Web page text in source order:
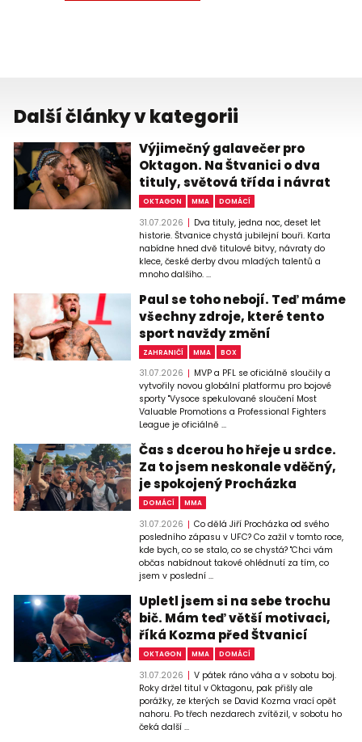
Další články v kategorii
Výjimečný galavečer pro
Oktagon. Na Štvanici o dva
tituly, světová třída i návrat
OKTAGON MMA DOMÁCÍ
31.07.2026
Dva tituly, jedna noc, deset let
historie. Štvanice chystá jubilejní bouři. Karta
nabídne hned dvě titulové bitvy, návraty do
klece, české derby dvou mladých talentů a
mnoho dalšího. ...
Paul se toho nebojí. Teď máme
všechny zdroje, které tento
sport navždy změní
ZAHRANIČÍ MMA BOX
31.07.2026
MVP a PFL se oficiálně sloučily a
vytvořily novou globální platformu pro bojové
sporty "Vysoce spekulované sloučení Most
Valuable Promotions a Professional Fighters
League je oficiálně ...
Čas s dcerou ho hřeje u srdce.
Za to jsem neskonale vděčný,
je spokojený Procházka
DOMÁCÍ MMA
31.07.2026
Co dělá Jiří Procházka od svého
posledního zápasu v UFC? Co zažil v tomto roce,
kde bych, co se stalo, co se chystá? "Chci vám
občas nabídnout takové ohlédnutí za tím, co
jsem v poslední ...
Upletl jsem si na sebe trochu
bič. Mám teď větší motivaci,
říká Kozma před Štvanicí
OKTAGON MMA DOMÁCÍ
31.07.2026
V pátek ráno váha a v sobotu boj.
Roky držel titul v Oktagonu, pak přišly ale
porážky, ze kterých se David Kozma vrací opět
nahoru. Po třech nezdarech zvítězil, v sobotu ho
čeká další ...